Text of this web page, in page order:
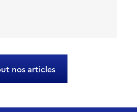
nos articles